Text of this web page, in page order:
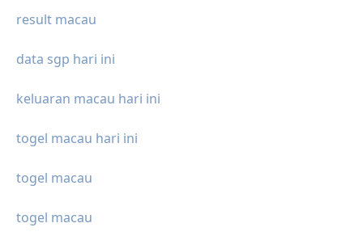
result macau
data sgp hari ini
keluaran macau hari ini
togel macau hari ini
togel macau
togel macau